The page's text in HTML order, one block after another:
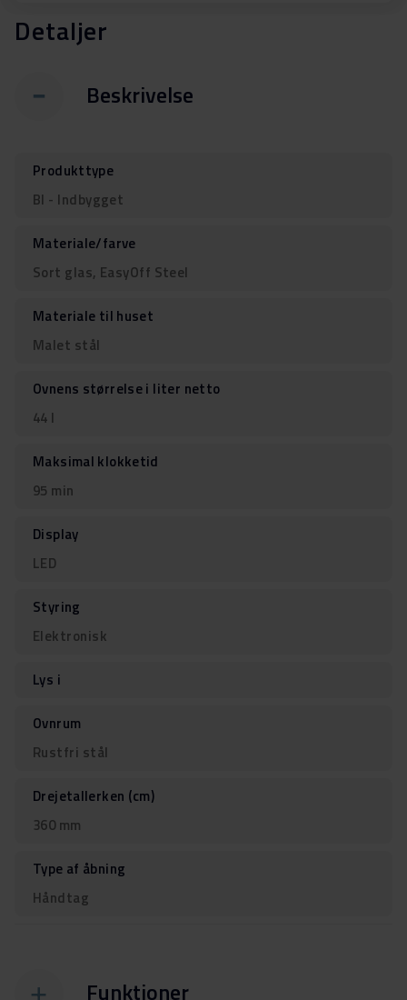
Detaljer
Beskrivelse
Produkttype
BI - Indbygget
Materiale/farve
Sort glas, EasyOff Steel
Materiale til huset
Malet stål
Ovnens størrelse i liter netto
44 l
Maksimal klokketid
95 min
Display
LED
Styring
Elektronisk
Lys i
Ovnrum
Rustfri stål
Drejetallerken (cm)
360 mm
Type af åbning
Håndtag
Funktioner